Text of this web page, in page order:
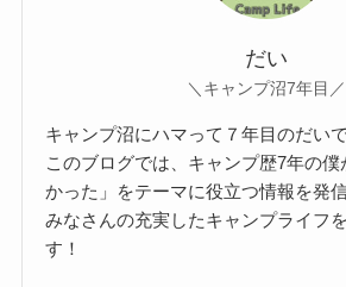
だい
＼キャンプ沼7年目／
キャンプ沼にハマって７年目のだいで
このブログでは、キャンプ歴7年の僕
かった」をテーマに役立つ情報を発
みなさんの充実したキャンプライフ
す！